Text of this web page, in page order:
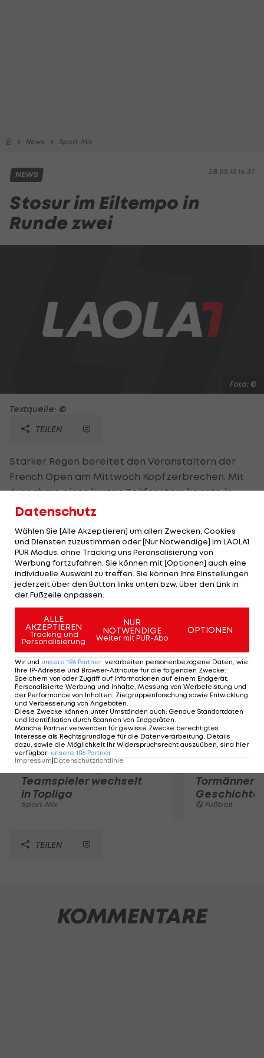
News Sport-Mix
28.05.13 16:37
NEWS
Stosur im Eiltempo in
Runde zwei
Foto: ©
Textquelle: ©
TEILEN
Starker Regen bereitet den Veranstaltern der
French Open am Mittwoch Kopfzerbrechen. Mit
Ausnahme eines kurzen Zeitfensters konnte in
Paris bis in den späten Nachmittag nicht gespielt
ihrem 6:0, 6:2-Erstrunden-Erfolg über Kimiko Date-
Krumm dementsprechend eilig, wieder in die
Kabine zu kommen. Ebenfalls schnell genug war
Mariana Duque: Die Kolumbianerin fegte über
Kristyna Pliskova (CZE) mit 6:2, 6:0 hinweg.
Mehr zum Thema
Karrieresprung! ÖVV-
Teamspieler wechselt
in Topliga
Sport-Mix
Tormänner
Geschichte
Fußball
TEILEN
KOMMENTARE
Datenschutz
Wählen Sie [Alle Akzeptieren] um allen Zwecken, Cookies
und Diensten zuzustimmen oder [Nur Notwendige] im LAOLA1
PUR Modus, ohne Tracking uns Peronsalisierung von
Werbung fortzufahren. Sie können mit [Optionen] auch eine
individuelle Auswahl zu treffen. Sie können Ihre Einstellungen
jederzeit über den Button links unten bzw. über den Link in
der Fußzeile anpassen.
ALLE
AKZEPTIEREN
Tracking und
Personalisierung
NUR
NOTWENDIGE
Weiter mit PUR-Abo
OPTIONEN
Wir und unsere 186 Partner verarbeiten personenbezogene Daten, wie
Ihre IP-Adresse und Browser-Attribute für die folgenden Zwecke:
Speichern von oder Zugriff auf Informationen auf einem Endgerät;
Personalisierte Werbung und Inhalte, Messung von Werbeleistung und
der Performance von Inhalten, Zielgruppenforschung sowie Entwicklung
und Verbesserung von Angeboten.
Diese Zwecke können unter Umständen auch: Genaue Standortdaten
und Identifikation durch Scannen von Endgeräten.
Manche Partner verwenden für gewisse Zwecke berechtigtes
Interesse als Rechtsgrundlage für die Datenverarbeitung. Details
dazu, sowie die Möglichkeit Ihr Widerspruchsrecht auszuüben, sind hier
verfügbar: unsere 186 Partner
Impressum Datenschutzrichtlinie